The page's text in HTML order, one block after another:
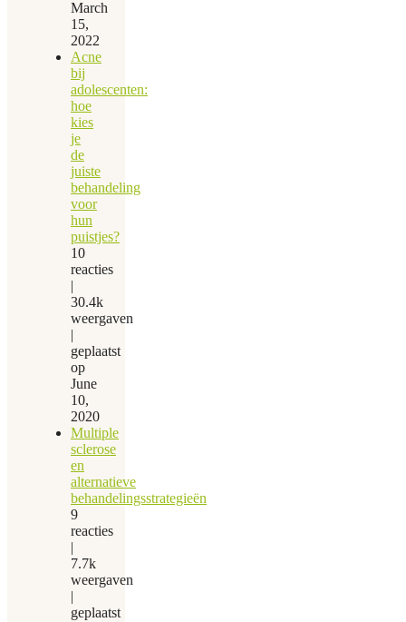
March
15,
2022
Acne
bij
adolescenten:
hoe
kies
je
de
juiste
behandeling
voor
hun
puistjes?
10
reacties
|
30.4k
weergaven
|
geplaatst
op
June
10,
2020
Multiple
sclerose
en
alternatieve
behandelingsstrategieën
9
reacties
|
7.7k
weergaven
|
geplaatst